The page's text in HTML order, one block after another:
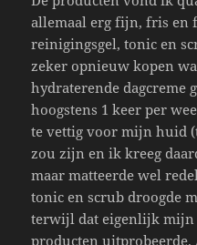
allemaal erg fijn, fris en
reinigingsgel, tonic en
zeker opnieuw kopen
hydraterende
hoogstens 1 keer per
te vettig voor mijn huid
zou zijn en ik kreeg
maar matteerde wel
tonic en scrub droogde
terwijl dat eigenlijk mijn
producten